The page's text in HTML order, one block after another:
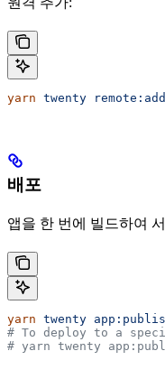
yarn twenty remote:add
배포
앱을 한 번에 빌드하여
yarn twenty
# To deploy to a
# yarn twenty